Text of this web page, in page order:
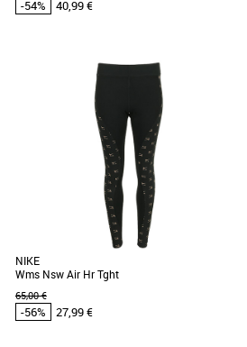
-54% 40,99 €
Vêtements pas cher et Promos Vêtements
Confectionné dans une toile de coton
impeccable et présentant une coupe
d'inspiration militaire, ce [...]
NIKE
Wms Nsw Air Hr Tght
65,00 €
-56% 27,99 €